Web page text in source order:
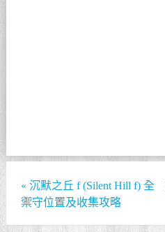
« 沉默之丘 f (Silent Hill f) 全
禦守位置及收集攻略